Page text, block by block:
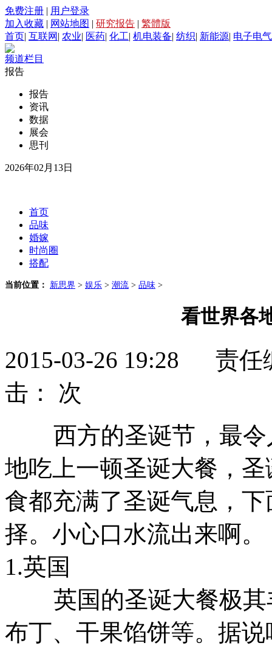
免费注册 | 用户登录
加入收藏 | 网站地图 | 研究报告 | 繁體版
首页| 互联网 | 农业| 医药| 化工| 机电装备| 纺织| 新能源| 电子电气
频道栏目
报告
报告
资讯
数据
展会
思刊
2026年02月13日
首页
品味
婚嫁
时尚圈
搭配
当前位置： 新思界 > 娱乐 > 潮流 > 品味 >
看世界各
2015-03-26 19:28 责
击： 次
西方的圣诞节，最令
地吃上一顿圣诞大餐，
食都充满了圣诞气息，
择。小心口水流出来啊。
1.英国
英国的圣诞大餐极其
布丁、干果馅饼等。据